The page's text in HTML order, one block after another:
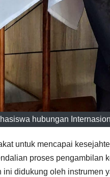
hubungan
untuk mencapai
proses pengambilan
didukung oleh instrumen